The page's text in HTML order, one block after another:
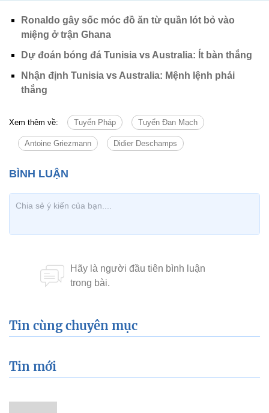
Ronaldo gây sốc móc đồ ăn từ quần lót bỏ vào
miệng ở trận Ghana
Dự đoán bóng đá Tunisia vs Australia: Ít bàn thắng
Nhận định Tunisia vs Australia: Mệnh lệnh phải
thắng
Xem thêm về: Tuyển Pháp Tuyển Đan Mạch
Antoine Griezmann Didier Deschamps
Tin cùng chuyên mục
Tin mới